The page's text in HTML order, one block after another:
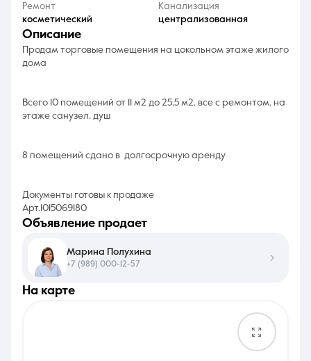
Ремонт
косметический
Канализация
централизованная
описание
Продам торговые помещения на цокольном этаже жилого
дома
Всего 10 помещений от 11 м2 до 25,5 м2, все с ремонтом, на
этаже санузел, душ
8 помещений сдано в долгосрочную аренду
Документы готовы к продаже
Арт.1015069180
на карте
объявление продает
Марина Полухина
+7 (989) 000-12-57